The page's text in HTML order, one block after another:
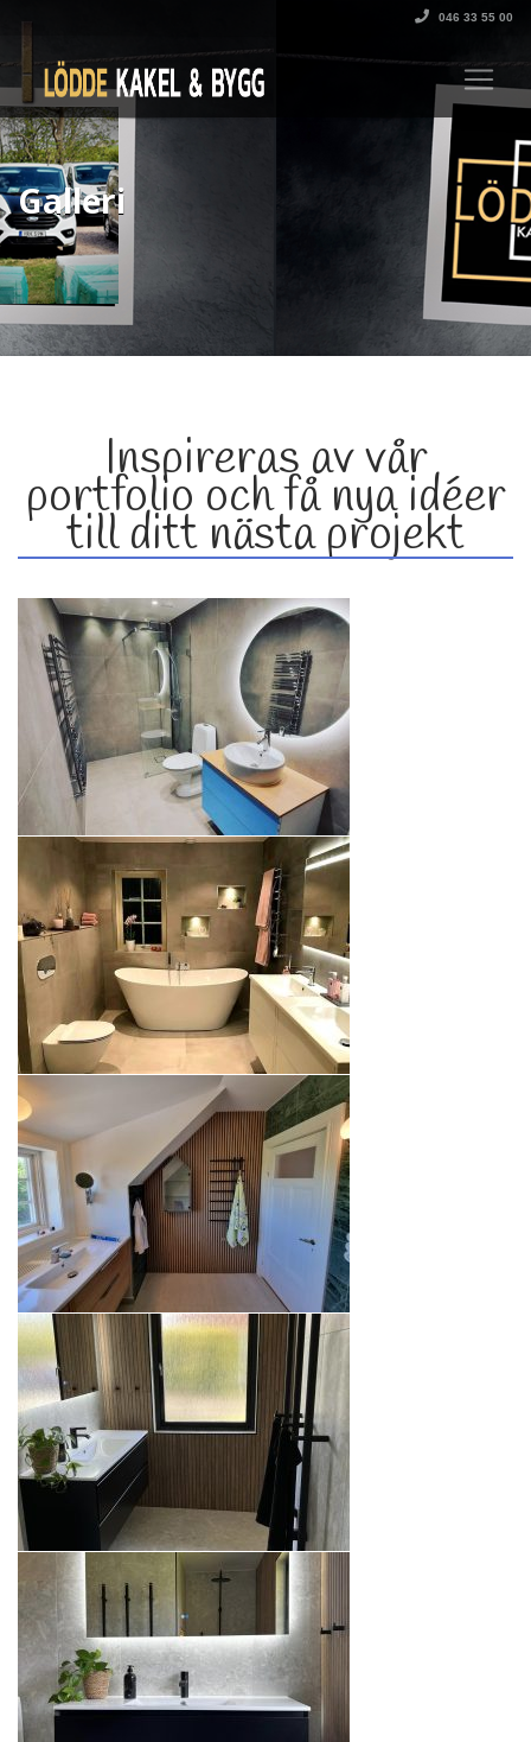
046 33 55 00
Galleri
Inspireras av vår
portfolio och få nya idéer
till ditt nästa projekt